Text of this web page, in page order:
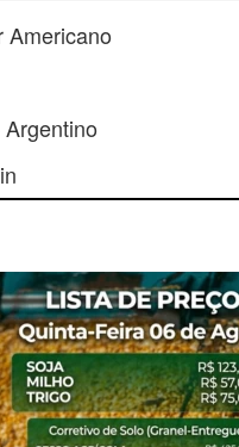
Americano
Argentino